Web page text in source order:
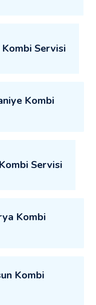
Servisi
Kombi
Servisi
Kombi
Kombi